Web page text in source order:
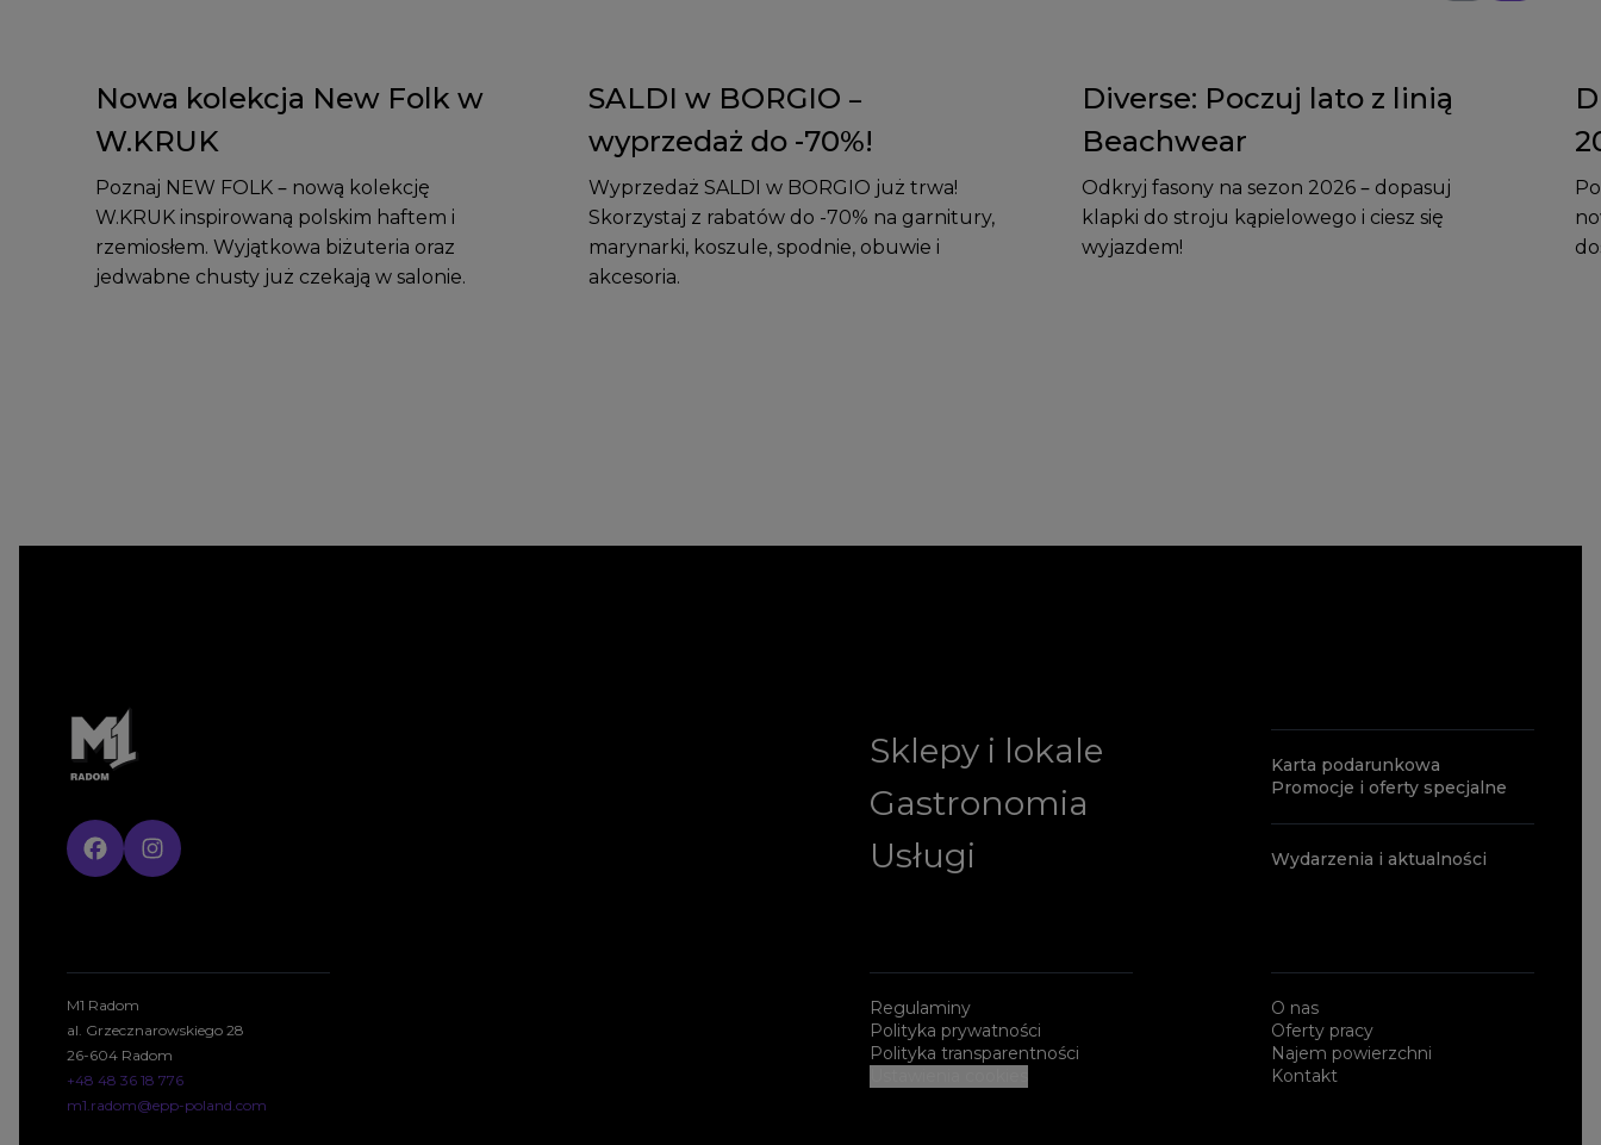
Nowa kolekcja New Folk w
W.KRUK
Poznaj NEW FOLK – nową kolekcję
W.KRUK inspirowaną polskim haftem i
rzemiosłem. Wyjątkowa biżuteria oraz
jedwabne chusty już czekają w salonie.
SALDI w BORGIO –
wyprzedaż do -70%!
Wyprzedaż SALDI w BORGIO już trwa!
Skorzystaj z rabatów do -70% na garnitury,
marynarki, koszule, spodnie, obuwie i
akcesoria.
Diverse: Poczuj lato z linią
Beachwear
Odkryj fasony na sezon 2026 – dopasuj
klapki do stroju kąpielowego i ciesz się
wyjazdem!
Sklepy i lokale
Gastronomia
Usługi
Karta podarunkowa
Promocje i oferty specjalne
Wydarzenia i aktualności
M1 Radom
al. Grzecznarowskiego 28
26-604 Radom
+48 48 36 18 776
m1.radom@epp-poland.com
Regulaminy
Polityka prywatności
Polityka transparentności
O nas
Oferty pracy
Najem powierzchni
Kontakt